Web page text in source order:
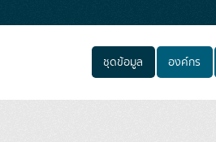
ชุดข้อมูล องค์กร